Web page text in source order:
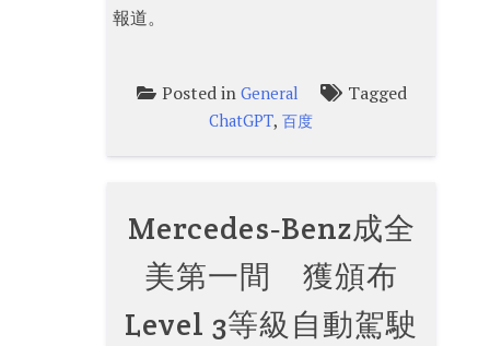
報道。
Posted in General Tagged
ChatGPT, 百度
Mercedes‑Benz成全
美第一間 獲頒布
Level 3等級自動駕駛